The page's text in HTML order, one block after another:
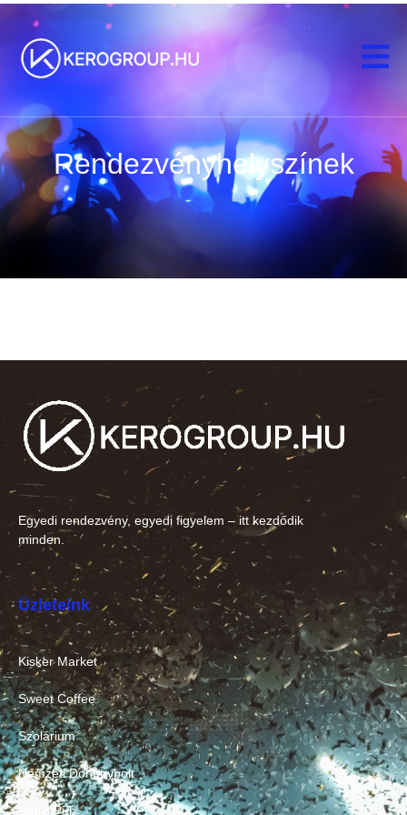
Rendezvényhelyszínek
Egyedi rendezvény, egyedi figyelem – itt kezdődik
minden.
Üzleteink
Kisker Market
Sweet Coffee
Szolárium
Nemzeti Dohánybolt
Retro Pub